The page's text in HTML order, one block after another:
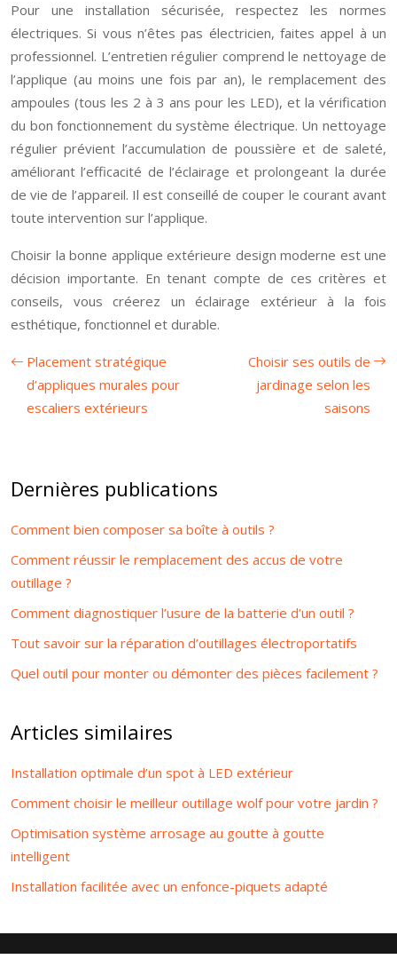
Pour une installation sécurisée, respectez les normes
électriques. Si vous n’êtes pas électricien, faites appel à un
professionnel. L’entretien régulier comprend le nettoyage de
l’applique (au moins une fois par an), le remplacement des
ampoules (tous les 2 à 3 ans pour les LED), et la vérification
du bon fonctionnement du système électrique. Un nettoyage
régulier prévient l’accumulation de poussière et de saleté,
améliorant l’efficacité de l’éclairage et prolongeant la durée
de vie de l’appareil. Il est conseillé de couper le courant avant
toute intervention sur l’applique.
Choisir la bonne applique extérieure design moderne est une
décision importante. En tenant compte de ces critères et
conseils, vous créerez un éclairage extérieur à la fois
esthétique, fonctionnel et durable.
Placement stratégique
d’appliques murales pour
escaliers extérieurs
Choisir ses outils de
jardinage selon les
saisons
Dernières publications
Comment bien composer sa boîte à outils ?
Comment réussir le remplacement des accus de votre
outillage ?
Comment diagnostiquer l’usure de la batterie d’un outil ?
Tout savoir sur la réparation d’outillages électroportatifs
Quel outil pour monter ou démonter des pièces facilement ?
Articles similaires
Installation optimale d’un spot à LED extérieur
Comment choisir le meilleur outillage wolf pour votre jardin ?
Optimisation système arrosage au goutte à goutte
intelligent
Installation facilitée avec un enfonce-piquets adapté